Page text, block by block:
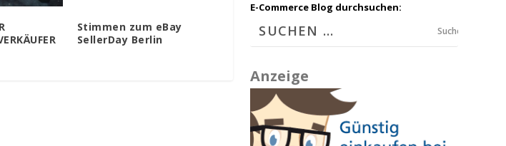
Stimmen zum eBay
SellerDay Berlin
E-Commerce Blog durchsuchen:
Suchen
Anzeige